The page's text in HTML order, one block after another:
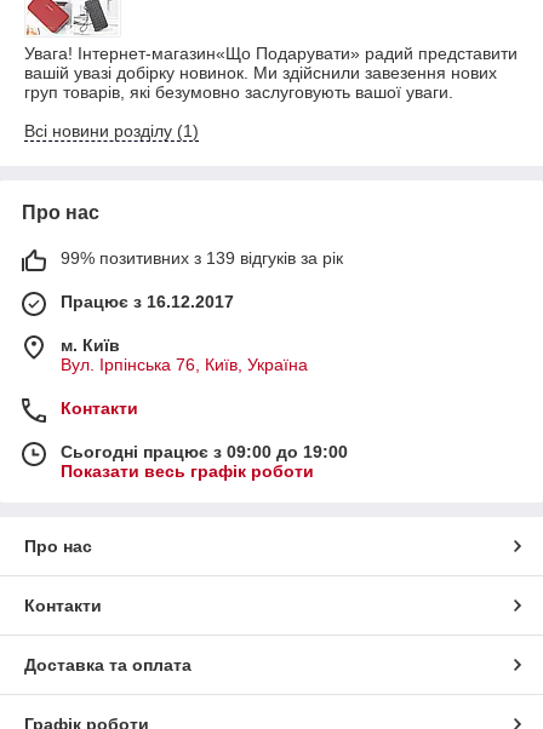
Увага! Інтернет-магазин«Що Подарувати» радий представити
вашій увазі добірку новинок. Ми здійснили завезення нових
груп товарів, які безумовно заслуговують вашої уваги.
Всі новини розділу (1)
Про нас
99% позитивних з 139 відгуків за рік
Працює з 16.12.2017
м. Київ
Вул. Ірпінська 76, Київ, Україна
Контакти
Сьогодні працює з 09:00 до 19:00
Показати весь графік роботи
Про нас
Контакти
Доставка та оплата
Графік роботи